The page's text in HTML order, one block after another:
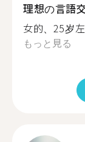
理想の言語
女的、25岁
もっと見る